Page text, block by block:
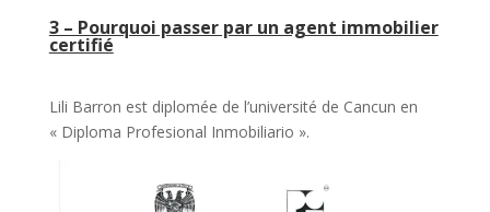
3 – Pourquoi passer par un agent immobilier
certifié
Lili Barron est diplomée de l’université de Cancun en
« Diploma Profesional Inmobiliario ».